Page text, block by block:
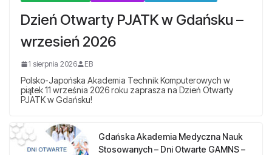
Dzień Otwarty PJATK w Gdańsku –
wrzesień 2026
1 sierpnia 2026 EB
Polsko-Japońska Akademia Technik Komputerowych w
piątek 11 września 2026 roku zaprasza na Dzień Otwarty
PJATK w Gdańsku!
Gdańska Akademia Medyczna Nauk
Stosowanych – Dni Otwarte GAMNS –